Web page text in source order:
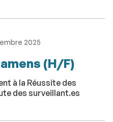
2025
(H/F)
à la Réussite des
des surveillant.es